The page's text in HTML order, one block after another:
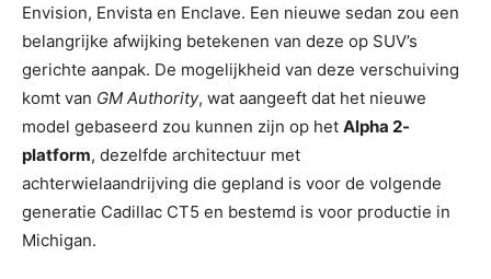
Envision, Envista en Enclave. Een nieuwe sedan zou een
belangrijke afwijking betekenen van deze op SUV’s
gerichte aanpak. De mogelijkheid van deze verschuiving
komt van GM Authority, wat aangeeft dat het nieuwe
model gebaseerd zou kunnen zijn op het Alpha 2-
platform, dezelfde architectuur met
achterwielaandrijving die gepland is voor de volgende
generatie Cadillac CT5 en bestemd is voor productie in
Michigan.